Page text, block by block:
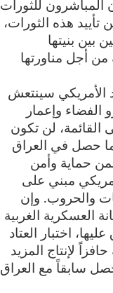
المباشرون للثورات
هذه الثورات،
بين بنيتها
من أجل مناورتها
الأمريكي سينتعش
وإعمار
القائمة، لن تكون
حصل في العراق
حماية وأمن
مبني على
والحروب. وإن
العسكرية الغربية
اختبار العتاد
لإنتاج المزيد
سابقاً مع العراق